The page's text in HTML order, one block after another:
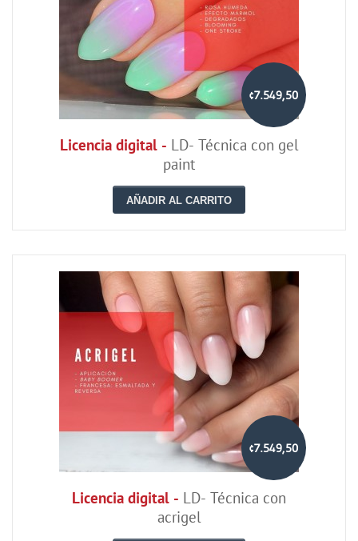
¢7.549,50
Licencia digital - LD- Técnica con gel
paint
AÑADIR AL CARRITO
¢7.549,50
Licencia digital - LD- Técnica con
acrigel